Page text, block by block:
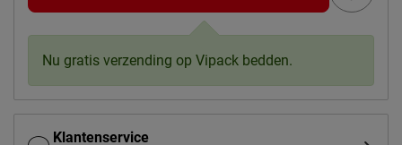
Nu gratis verzending op Vipack bedden.
Klantenservice